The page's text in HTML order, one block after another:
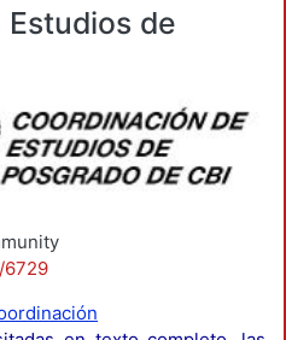
de
6729